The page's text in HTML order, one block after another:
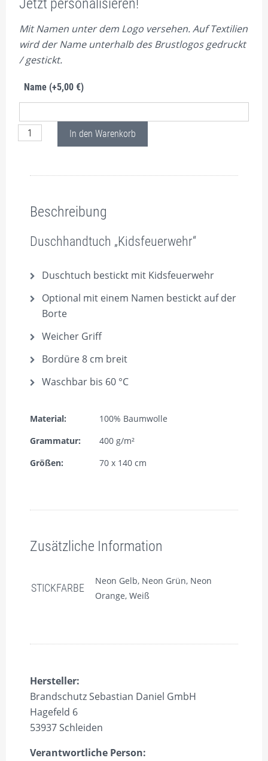
Jetzt personalisieren!
Mit Namen unter dem Logo versehen. Auf Textilien
wird der Name unterhalb des Brustlogos gedruckt
/ gestickt.
Name (+5,00 €)
Duschhandtuch KF Rot Menge
In den Warenkorb
Beschreibung
Duschhandtuch „Kidsfeuerwehr“
Duschtuch bestickt mit Kidsfeuerwehr
Optional mit einem Namen bestickt auf der
Borte
Weicher Griff
Bordüre 8 cm breit
Waschbar bis 60 °C
Material:
100% Baumwolle
Grammatur:
400 g/m²
Größen:
70 x 140 cm
Zusätzliche Information
STICKFARBE
Neon Gelb, Neon Grün, Neon
Orange, Weiß
Hersteller:
Brandschutz Sebastian Daniel GmbH
Hagefeld 6
53937 Schleiden
Verantwortliche Person: